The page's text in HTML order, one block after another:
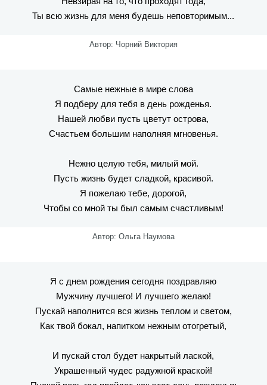
Ты всю жизнь для меня будешь неповторимым...
Автор: Чорний Виктория
Самые нежные в мире слова
Я подберу для тебя в день рожденья.
Нашей любви пусть цветут острова,
Счастьем большим наполняя мгновенья.
Нежно целую тебя, милый мой.
Пусть жизнь будет сладкой, красивой.
Я пожелаю тебе, дорогой,
Чтобы со мной ты был самым счастливым!
Автор: Ольга Наумова
Я с днем рождения сегодня поздравляю
Мужчину лучшего! И лучшего желаю!
Пускай наполнится вся жизнь теплом и светом,
Как твой бокал, напитком нежным отогретый,
И пускай стол будет накрытый лаской,
Украшенный чудес радужной краской!